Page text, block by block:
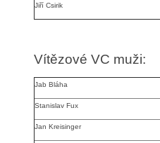
Jiří Csirik
Vítězové VC muži:
Jab Bláha
Stanislav Fux
Jan Kreisinger